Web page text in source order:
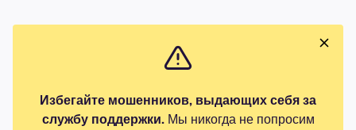
Избегайте мошенников, выдающих себя за
службу поддержки.Мы никогда не попросим